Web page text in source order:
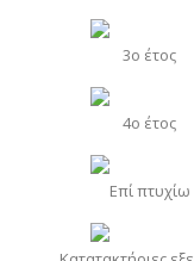
3o έτος
4o έτος
Επί πτυχίω